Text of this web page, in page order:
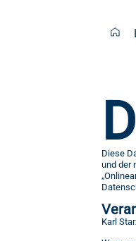
Diese
und der
Karl